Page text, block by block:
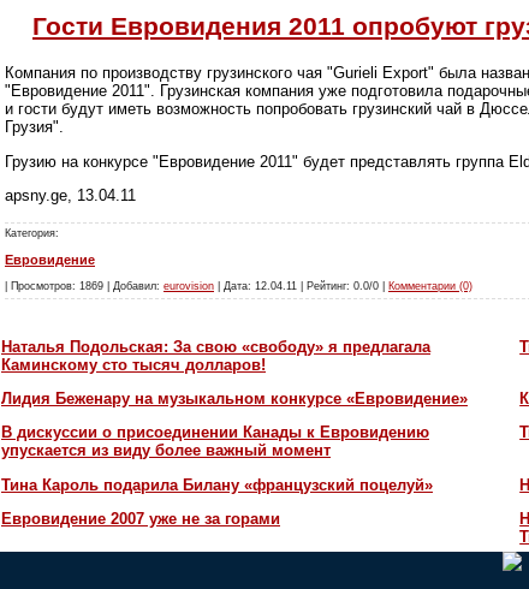
Гости Евровидения 2011 опробуют
Компания по производству грузинского чая "Gurieli Export" была
"Евровидение 2011". Грузинская компания уже подготовила
и гости будут иметь возможность попробовать грузинский чай в
Грузия".
Грузию на конкурсе "Евровидение 2011" будет представлять группа
apsny.ge, 13.04.11
Категория:
Евровидение
| Просмотров: 1869 | Добавил: eurovision | Дата: 12.04.11 | Рейтинг: 0.0/0 | Комментарии (0)
Наталья Подольская: За свою «свободу» я предлагала
Каминскому сто тысяч долларов!
Лидия Беженару на музыкальном конкурсе «Евровидение»
В дискуссии о присоединении Канады к Евровидению
упускается из виду более важный момент
Тина Кароль подарила Билану «французский поцелуй»
Евровидение 2007 уже не за горами